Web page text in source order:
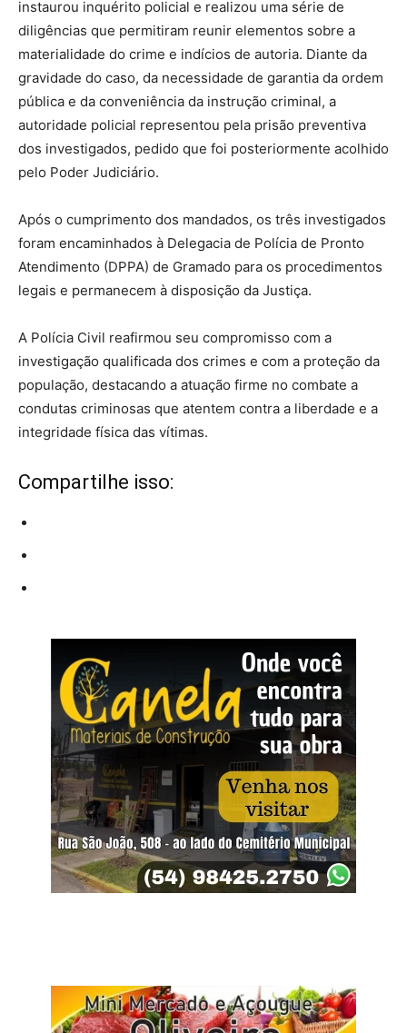
instaurou inquérito policial e realizou uma série de
diligências que permitiram reunir elementos sobre a
materialidade do crime e indícios de autoria. Diante da
gravidade do caso, da necessidade de garantia da ordem
pública e da conveniência da instrução criminal, a
autoridade policial representou pela prisão preventiva
dos investigados, pedido que foi posteriormente acolhido
pelo Poder Judiciário.
Após o cumprimento dos mandados, os três investigados
foram encaminhados à Delegacia de Polícia de Pronto
Atendimento (DPPA) de Gramado para os procedimentos
legais e permanecem à disposição da Justiça.
A Polícia Civil reafirmou seu compromisso com a
investigação qualificada dos crimes e com a proteção da
população, destacando a atuação firme no combate a
condutas criminosas que atentem contra a liberdade e a
integridade física das vítimas.
Compartilhe isso: